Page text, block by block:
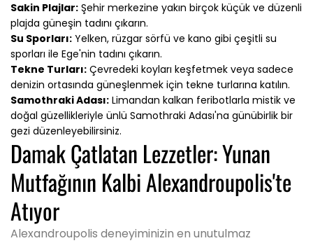
Sakin Plajlar: Şehir merkezine yakın birçok küçük ve düzenli
plajda güneşin tadını çıkarın.
Su Sporları: Yelken, rüzgar sörfü ve kano gibi çeşitli su
sporları ile Ege'nin tadını çıkarın.
Tekne Turları: Çevredeki koyları keşfetmek veya sadece
denizin ortasında güneşlenmek için tekne turlarına katılın.
Samothraki Adası: Limandan kalkan feribotlarla mistik ve
doğal güzellikleriyle ünlü Samothraki Adası'na günübirlik bir
gezi düzenleyebilirsiniz.
Damak Çatlatan Lezzetler: Yunan
Mutfağının Kalbi Alexandroupolis'te
Atıyor
Alexandroupolis deneyiminizin en unutulmaz